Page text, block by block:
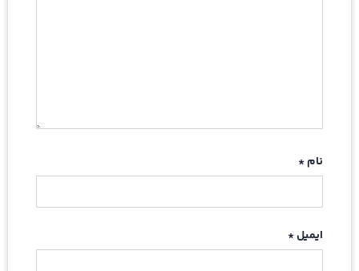
نام*
ایمیل*